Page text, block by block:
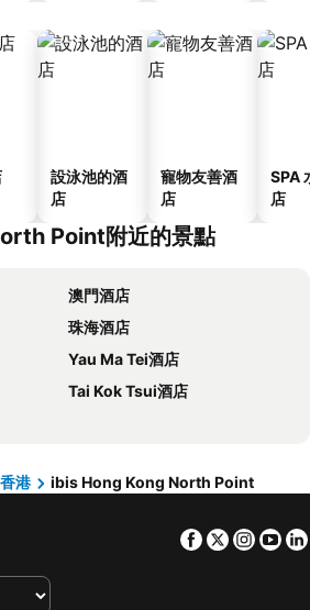
設泳池的酒
店
寵物友善酒
店
SPA
店
Point附近的景點
澳門酒店
珠海酒店
Yau Ma Tei酒店
Tai Kok Tsui酒店
香港 ibis Hong Kong North Point
Facebook
Twitter